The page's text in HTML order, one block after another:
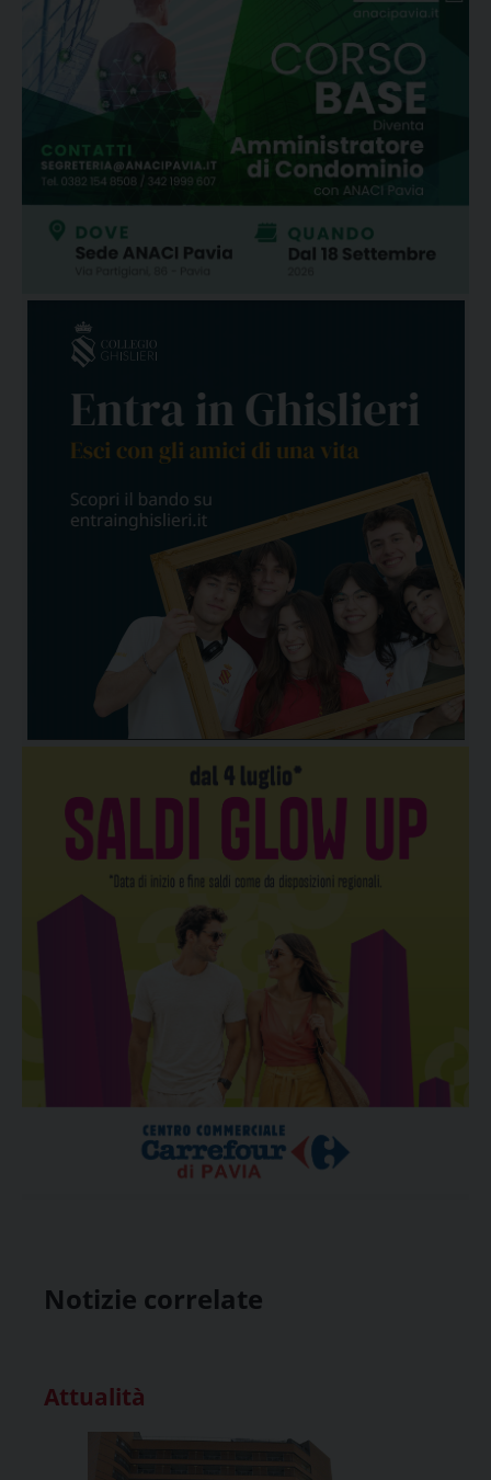
Notizie correlate
Attualità